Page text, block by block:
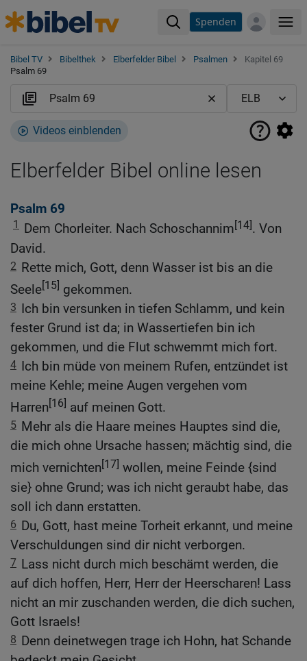
Spenden
Bibel TV Bibelthek Elberfelder Bibel Psalmen
Kapitel 69
Psalm 69
Videos einblenden
Elberfelder Bibel online lesen
Psalm 69
1 Dem Chorleiter. Nach Schoschannim[14]. Von
David.
2 Rette mich, Gott, denn Wasser ist bis an die
Seele[15] gekommen.
3 Ich bin versunken in tiefen Schlamm, und kein
fester Grund ist da; in Wassertiefen bin ich
gekommen, und die Flut schwemmt mich fort.
4 Ich bin müde von meinem Rufen, entzündet ist
meine Kehle; meine Augen vergehen vom
Harren[16] auf meinen Gott.
5 Mehr als die Haare meines Hauptes sind die,
die mich ohne Ursache hassen; mächtig sind, die
mich vernichten[17] wollen, meine Feinde {sind
sie} ohne Grund; was ich nicht geraubt habe, das
soll ich dann erstatten.
6 Du, Gott, hast meine Torheit erkannt, und meine
Verschuldungen sind dir nicht verborgen.
7 Lass nicht durch mich beschämt werden, die
auf dich hoffen, Herr, Herr der Heerscharen! Lass
nicht an mir zuschanden werden, die dich suchen,
Gott Israels!
8 Denn deinetwegen trage ich Hohn, hat Schande